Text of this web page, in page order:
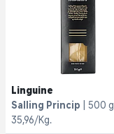
Linguine
Salling Princip
500 g
35,96/Kg.